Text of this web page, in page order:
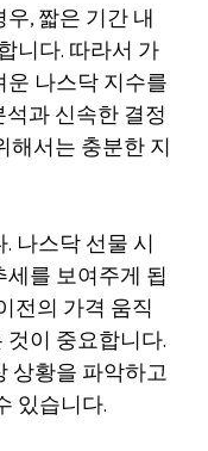
, 짧은 기간 내
니다. 따라서 가
나스닥 지수를
과 신속한 결정
해서는 충분한 지
나스닥 선물 시
를 보여주게 됩
전의 가격 움직
이 중요합니다.
상황을 파악하고
있습니다.